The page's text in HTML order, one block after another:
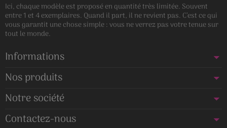
Ici, chaque modèle est proposé en quantité très limitée. Souvent
entre 1 et 4 exemplaires. Quand il part, il ne revient pas. C’est ce qui
vous garantit une chose simple : vous ne verrez pas votre tenue sur
tout le monde.
Informations
Nos produits
Notre société
Contactez-nous